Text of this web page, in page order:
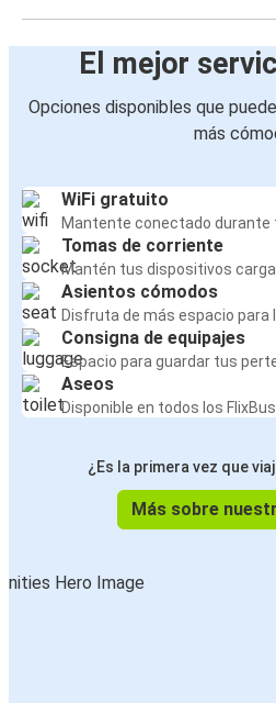
El mejor
Opciones disponibles que
más
WiFi gratuito
Mantente conectado durante
Tomas de corriente
Mantén tus dispositivos
Asientos cómodos
Disfruta de más espacio para
Consigna de equipajes
Espacio para guardar tus
Aseos
Disponible en todos los FlixBus
¿Es la primera vez que
Más sobre